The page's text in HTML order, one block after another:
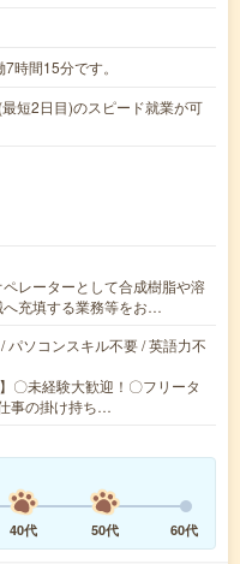
時間15分です。
短2日目)のスピード就業が可
レーターとして合成樹脂や溶
充填する業務等をお…
パソコンスキル不要 / 英語力不
〇未経験大歓迎！〇フリータ
事の掛け持ち…
40代 50代 60代